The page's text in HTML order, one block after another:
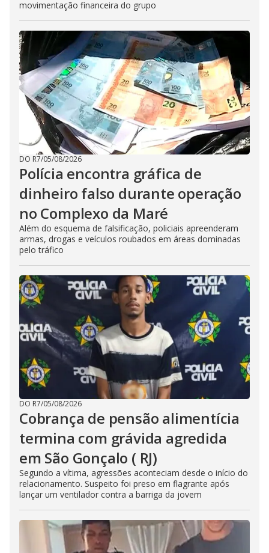
movimentação financeira do grupo
DO R7/05/08/2026
Polícia encontra gráfica de
dinheiro falso durante operação
no Complexo da Maré
Além do esquema de falsificação, policiais apreenderam
armas, drogas e veículos roubados em áreas dominadas
pelo tráfico
DO R7/05/08/2026
Cobrança de pensão alimentícia
termina com grávida agredida
em São Gonçalo ( RJ)
Segundo a vítima, agressões aconteciam desde o início do
relacionamento. Suspeito foi preso em flagrante após
lançar um ventilador contra a barriga da jovem